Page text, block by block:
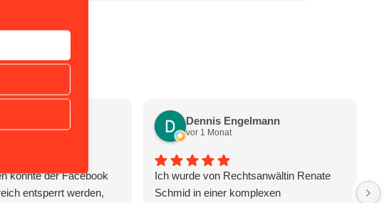
konnte der Facebook
entsperrt werden,
Dennis Engelmann
vor 1 Monat
Ich wurde von Rechtsanwältin Renate
Schmid in einer komplexen